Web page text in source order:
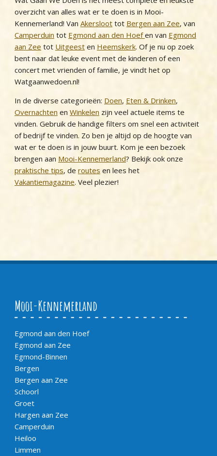
overzicht van alles wat er te doen is in Mooi-
Kennemerland! Van Akersloot tot Bergen aan Zee, van
Camperduin tot Egmond aan den Hoefen van Egmond
aan Zee tot Uitgeest en Heemskerk. Of je nu op zoek
bent naar dat leuke event met de kinderen of een
concert met vrienden of familie, je vindt het op
Watgaanwedoen.nl!
In de diverse categorieën: Doen, Eten & Drinken,
Overnachten en Winkelen zijn veel actuele items te
vinden. Gebruik de handige filters om snel een activiteit
of bedrijf te vinden. Zo ben je altijd op de hoogte van
wat er te doen is in jouw buurt. Kom je een bezoek
brengen aan Mooi-Kennemerland? Bekijk ook onze
praktische tips, de routes en lees het
Vakantiemagazine. Veel plezier!
Mooi-Kennemerland
Egmond aan den Hoef
Egmond aan Zee
Egmond-Binnen
Bergen
Bergen aan Zee
Schoorl
Groet
Hargen aan Zee
Camperduin
Heiloo
Limmen